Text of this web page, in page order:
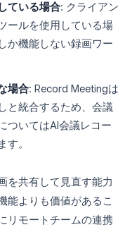
ている場合: クライアン
ールを使用している場
か機能しない録画ワー
場合: Record Meetingは
と統合するため、会議
ついてはAI会議レコー
。
を共有して見直す能力
能よりも価値があるこ
リモートチームの連携